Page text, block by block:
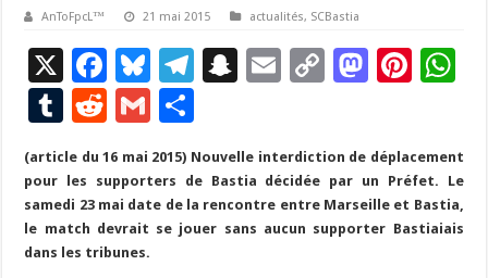
AnToFpcL™ 21 mai 2015 actualités, SCBastia
X
F
ac
e
b
o
o
Bl
u
es
ky
T
gr
a
m
S
p
c
h
E
l
C
y
Li
n
M
d
o
n
Pi
es
t
p
p
T
u
m
bl
r
R
d
di
t
G
ai
l
ta
g
er
(article du 16 mai 2015) Nouvelle interdiction de déplacement
pour les supporters de Bastia décidée par un Préfet. Le
samedi 23 mai date de la rencontre entre Marseille et Bastia,
le match devrait se jouer sans aucun supporter Bastiaiais
dans les tribunes.